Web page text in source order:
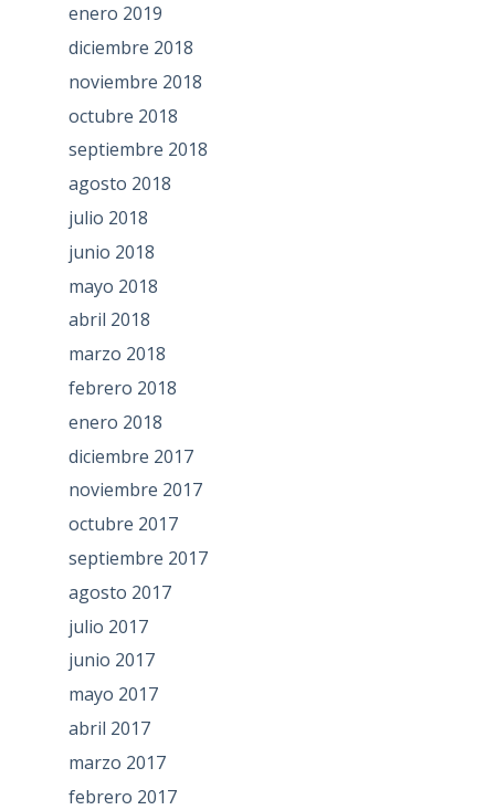
enero 2019
diciembre 2018
noviembre 2018
octubre 2018
septiembre 2018
agosto 2018
julio 2018
junio 2018
mayo 2018
abril 2018
marzo 2018
febrero 2018
enero 2018
diciembre 2017
noviembre 2017
octubre 2017
septiembre 2017
agosto 2017
julio 2017
junio 2017
mayo 2017
abril 2017
marzo 2017
febrero 2017